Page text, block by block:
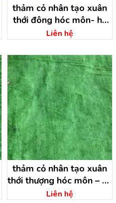
thảm cỏ nhân tạo xuân
thới đông hóc môn- hồ
chí minh
Liên hệ
thảm cỏ nhân tạo xuân
thới thượng hóc môn – hồ
chí minh
Liên hệ